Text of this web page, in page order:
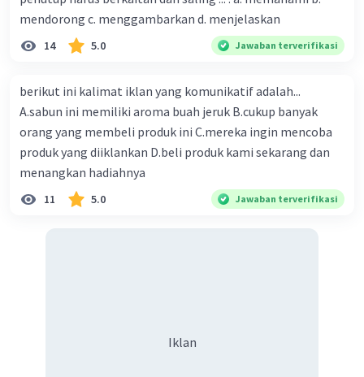
mendorong c. menggambarkan d. menjelaskan
14 5.0 Jawaban terverifikasi
berikut ini kalimat iklan yang komunikatif adalah...
A.sabun ini memiliki aroma buah jeruk B.cukup banyak
orang yang membeli produk ini C.mereka ingin mencoba
produk yang diiklankan D.beli produk kami sekarang dan
menangkan hadiahnya
11 5.0 Jawaban terverifikasi
Iklan